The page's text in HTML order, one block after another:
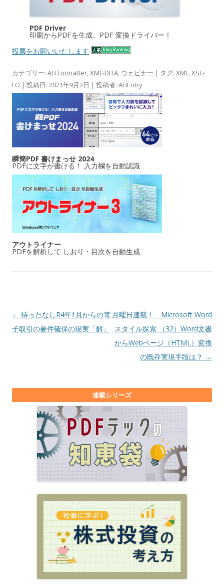
PDF Driver
印刷からPDFを生成。PDF 変換ドライバー！
投票をお願いいたします
カテゴリー: AH Formatter,XML-DITA, ウェビナー | タグ: XML,XSL-
FO | 投稿日: 2021年9月2日 | 投稿者: AHEntry
瞬簡PDF 書けまっせ 2024
PDFに文字が書ける！ 入力欄を自動認識
アウトライナー
PDFを解析して しおり・目次を自動生成
投稿ナビゲーション
← 待ったなしR4年1月からの電
子取引の要件確保の現実「解」
月曜日連載！ Microsoft Word
スタイル探索 （32）Word文書
からWebページ（HTML）変換
の既存実現手段は？ →
連載シリーズ